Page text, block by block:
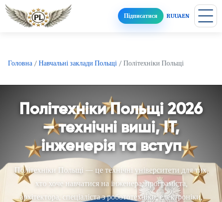
Підписатися RUUAEN
Головна / Навчальні заклади Польщі / Політехніки Польщі
Політехніки Польщі 2026
— технічні виші, IT,
інженерія та вступ
Політехніки Польщі — це технічні університети для тих,
хто хоче навчатися на інженера, програміста,
архітектора, спеціаліста з робототехніки, електроніки,